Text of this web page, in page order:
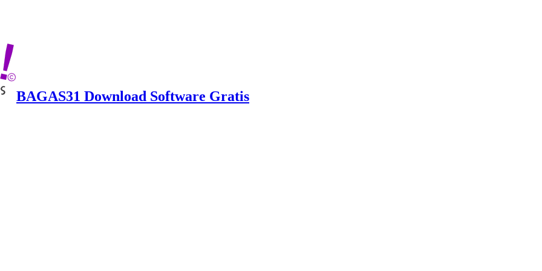
BAGAS31 Download Software Gratis